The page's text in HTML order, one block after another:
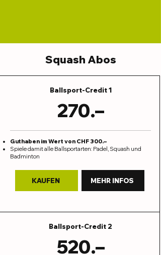
Squash Abos
Ballsport-Credit 1
270.–
Guthaben im Wert von CHF 300.–
Spiele damit alle Ballsportarten: Padel, Squash und
Badminton
KAUFEN MEHR INFOS
Ballsport-Credit 2
520.–